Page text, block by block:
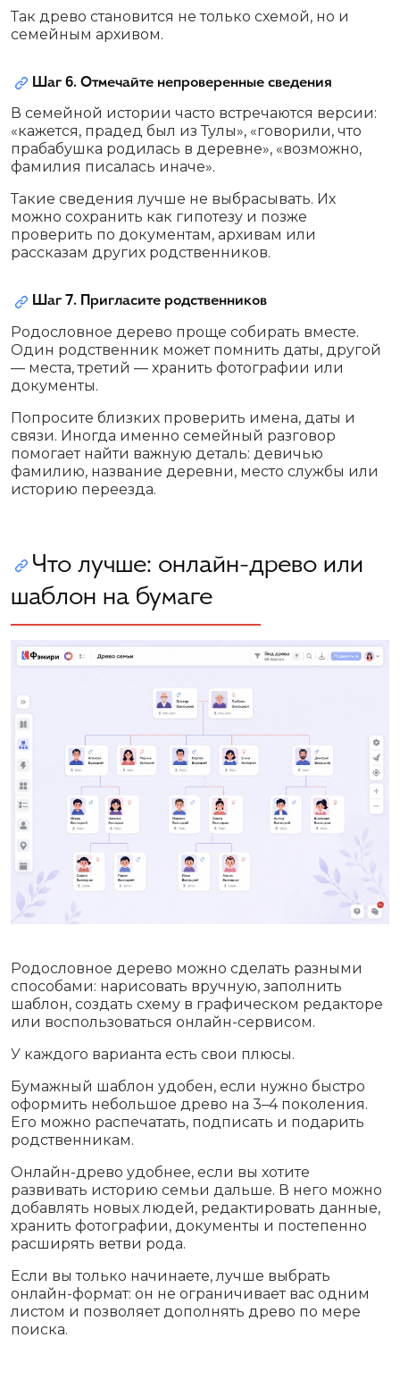
Так древо становится не только схемой, но и
семейным архивом.
Шаг 6. Отмечайте непроверенные сведения
В семейной истории часто встречаются версии:
«кажется, прадед был из Тулы», «говорили, что
прабабушка родилась в деревне», «возможно,
фамилия писалась иначе».
Такие сведения лучше не выбрасывать. Их
можно сохранить как гипотезу и позже
проверить по документам, архивам или
рассказам других родственников.
Шаг 7. Пригласите родственников
Родословное дерево проще собирать вместе.
Один родственник может помнить даты, другой
— места, третий — хранить фотографии или
документы.
Попросите близких проверить имена, даты и
связи. Иногда именно семейный разговор
помогает найти важную деталь: девичью
фамилию, название деревни, место службы или
историю переезда.
Что лучше: онлайн-древо или
шаблон на бумаге
Родословное дерево можно сделать разными
способами: нарисовать вручную, заполнить
шаблон, создать схему в графическом редакторе
или воспользоваться онлайн-сервисом.
У каждого варианта есть свои плюсы.
Бумажный шаблон удобен, если нужно быстро
оформить небольшое древо на 3–4 поколения.
Его можно распечатать, подписать и подарить
родственникам.
Онлайн-древо удобнее, если вы хотите
развивать историю семьи дальше. В него можно
добавлять новых людей, редактировать данные,
хранить фотографии, документы и постепенно
расширять ветви рода.
Если вы только начинаете, лучше выбрать
онлайн-формат: он не ограничивает вас одним
листом и позволяет дополнять древо по мере
поиска.